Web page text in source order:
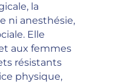
la
ni anesthésie,
Elle
aux femmes
résistants
physique,